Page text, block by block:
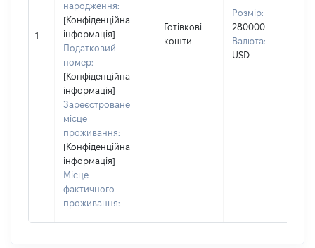
1
народження:
[Конфіденційна
інформація]
Податковий
номер:
[Конфіденційна
інформація]
Зареєстроване
місце
проживання:
[Конфіденційна
інформація]
Місце
фактичного
проживання:
Готівкові
кошти
Розмір:
280000
Валюта:
USD